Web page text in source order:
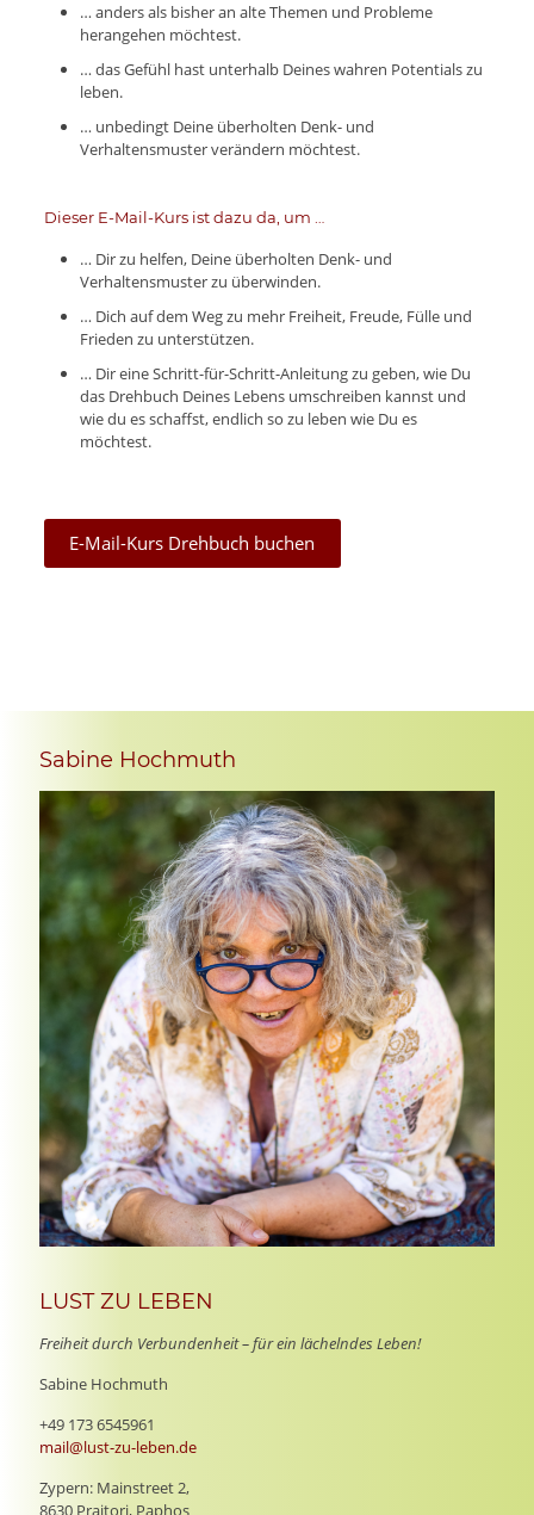
… anders als bisher an alte Themen und Probleme
herangehen möchtest.
… das Gefühl hast unterhalb Deines wahren Potentials zu
leben.
… unbedingt Deine überholten Denk- und
Verhaltensmuster verändern möchtest.
Dieser E-Mail-Kurs ist dazu da, um …
… Dir zu helfen, Deine überholten Denk- und
Verhaltensmuster zu überwinden.
… Dich auf dem Weg zu mehr Freiheit, Freude, Fülle und
Frieden zu unterstützen.
… Dir eine Schritt-für-Schritt-Anleitung zu geben, wie Du
das Drehbuch Deines Lebens umschreiben kannst und
wie du es schaffst, endlich so zu leben wie Du es
möchtest.
E-Mail-Kurs Drehbuch buchen
Sabine Hochmuth
LUST ZU LEBEN
Freiheit durch Verbundenheit – für ein lächelndes Leben!
Sabine Hochmuth
+49 173 6545961
mail@lust-zu-leben.de
Zypern: Mainstreet 2,
8630 Praitori, Paphos